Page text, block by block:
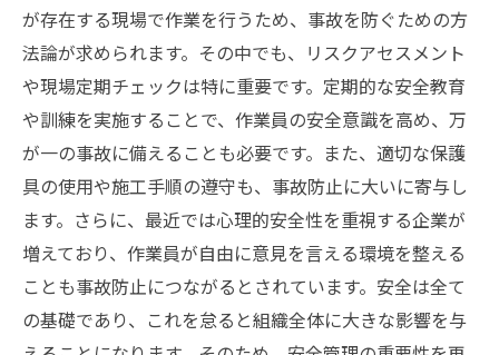
が存在する現場で作業を行うため、事故を防ぐための方
法論が求められます。その中でも、リスクアセスメント
や現場定期チェックは特に重要です。定期的な安全教育
や訓練を実施することで、作業員の安全意識を高め、万
が一の事故に備えることも必要です。また、適切な保護
具の使用や施工手順の遵守も、事故防止に大いに寄与し
ます。さらに、最近では心理的安全性を重視する企業が
増えており、作業員が自由に意見を言える環境を整える
ことも事故防止につながるとされています。安全は全て
の基礎であり、これを怠ると組織全体に大きな影響を与